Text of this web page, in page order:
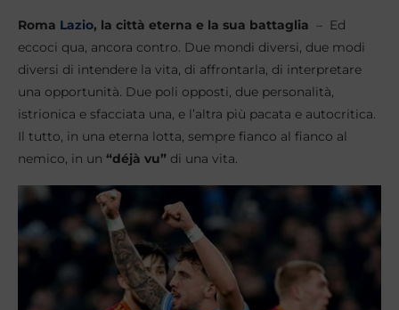
Roma Lazio, la città eterna e la sua battaglia – Ed
eccoci qua, ancora contro. Due mondi diversi, due modi
diversi di intendere la vita, di affrontarla, di interpretare
una opportunità. Due poli opposti, due personalità,
istrionica e sfacciata una, e l’altra più pacata e autocritica.
Il tutto, in una eterna lotta, sempre fianco al fianco al
nemico, in un “déjà vu” di una vita.